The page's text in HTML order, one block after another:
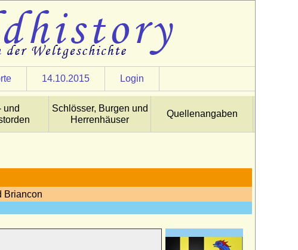
14.10.2015 Login
und
Schlösser, Burgen und
Herrenhäuser
Quellenangaben
Briancon